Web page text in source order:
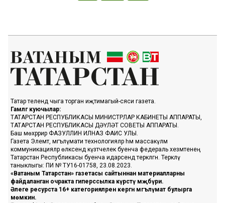
Татар телендә чыга торган иҗтимагый-сәяси газета.
Гамәлгә куючылар:
ТАТАРСТАН РЕСПУБЛИКАСЫ МИНИСТРЛАР КАБИНЕТЫ АППАРАТЫ,
ТАТАРСТАН РЕСПУБЛИКАСЫ ДӘҮЛӘТ СОВЕТЫ АППАРАТЫ.
Баш мөхәррир ФАЗУЛЛИН ИЛНАЗ ФАИС УЛЫ.
Газета Элемтә, мәгълүмати технологияләр һәм массакүләм
коммуникацияләр өлкәсендә күзәтчелек буенча федераль хезмәтенең
Татарстан Республикасы буенча идарәсендә теркәлгән. Теркәлү
таныклыгы: ПИ № ТУ16-01758, 23.08.2023.
«Ватаным Татарстан» газетасы сайтыннан материалларны
файдаланган очракта гиперссылка күрсәтү мәҗбүри.
Әлеге ресурста 16+ категорияләренә кергән мәгълүмат булырга
мөмкин.